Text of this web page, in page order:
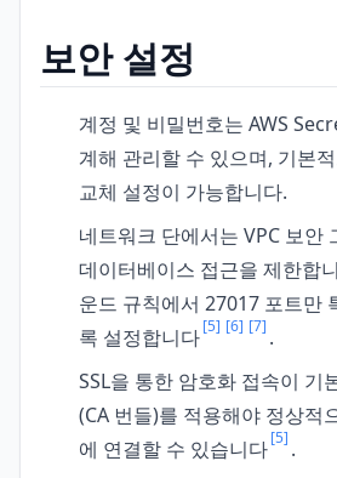
보안 설정
계정 및 비밀번호는 AWS
계해 관리할 수 있으며, 기본
교체 설정이 가능합니다.
네트워크 단에서는 VPC 보안
데이터베이스 접근을 제한합
운드 규칙에서 27017 포트만
록 설정합니다[5] [6] [7] .
SSL을 통한 암호화 접속이 기
(CA 번들)를 적용해야 정상
에 연결할 수 있습니다[5] .